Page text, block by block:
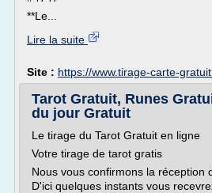
**Le...
Lire la suite
Site : https://www.tirage-carte-
Tarot Gratuit, Runes
du jour Gratuit
Le tirage du Tarot Gratuit en ligne
Votre tirage de tarot gratis
Nous vous confirmons la réception
D'ici quelques instants vous